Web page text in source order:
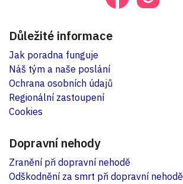
Důležité informace
Jak poradna funguje
Náš tým a naše poslání
Ochrana osobních údajů
Regionální zastoupení
Cookies
Dopravní nehody
Zranění při dopravní nehodě
Odškodnění za smrt při dopravní nehodě